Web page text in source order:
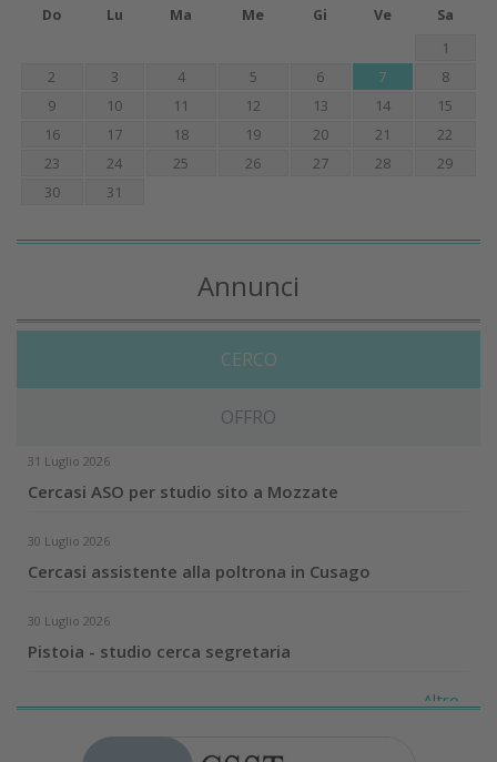
Do Lu Ma Me Gi Ve
Sa
1
2
3 4 5 6 7
8
9
10 11 12 13 14
15
16
17 18 19 20 21
22
23
24 25 26 27 28
29
30
31
Annunci
CERCO
OFFRO
31 Luglio 2026
Cercasi ASO per studio sito a Mozzate
30 Luglio 2026
Cercasi assistente alla poltrona in Cusago
30 Luglio 2026
Pistoia - studio cerca segretaria
Altro...